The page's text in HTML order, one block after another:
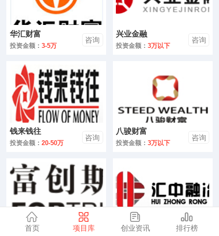
华汇财富
投资金额： 3-5万
咨询
兴业金融
投资金额：3万以下
咨询
钱来钱往
投资金额： 20-50万
咨询
八骏财富
投资金额：3万以下
咨询
富创斯特 汇中融冶
首页 项目库 创业资讯 排行榜
零售
医药
美容
汽车
金融